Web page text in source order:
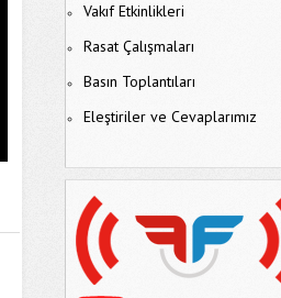
Vakıf Etkinlikleri
Rasat Çalışmaları
Basın Toplantıları
Eleştiriler ve Cevaplarımız